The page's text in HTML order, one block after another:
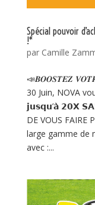
Spécial pouvoir
!*
par Camille
📣𝑩𝑶𝑶𝑺𝑻𝑬𝒁
30 Juin, NOVA
𝗷𝘂𝘀𝗾𝘂’𝗮̀ 𝟮𝟬𝗫
DE VOUS FAIRE
large gamme de
avec :...